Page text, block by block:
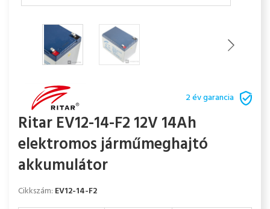
2 év garancia
Ritar EV12-14-F2 12V 14Ah
elektromos járműmeghajtó
akkumulátor
Cikkszám: EV12-14-F2